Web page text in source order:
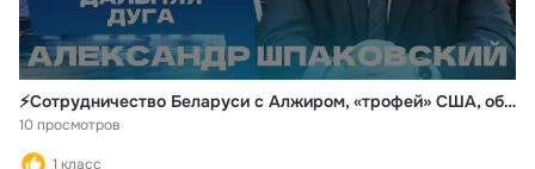
⚡️Сотрудничество Беларуси с Алжиром, «трофей» США, обстановка на фронте || Новости политики
10 просмотров
1 класс